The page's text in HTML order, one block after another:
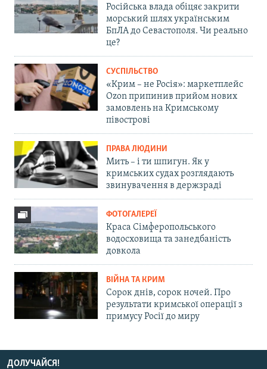
Російська влада обіцяє закрити
морський шлях українським
БпЛА до Севастополя. Чи реально
це?
СУСПІЛЬСТВО
«Крим – не Росія»: маркетплейс
Ozon припинив прийом нових
замовлень на Кримському
півострові
ПРАВА ЛЮДИНИ
Мить – і ти шпигун. Як у
кримських судах розглядають
звинувачення в держзраді
ФОТОГАЛЕРЕЇ
Краса Сімферопольського
водосховища та занедбаність
довкола
ВІЙНА ТА КРИМ
Сорок днів, сорок ночей. Про
результати кримської операції з
примусу Росії до миру
ДОЛУЧАЙСЯ!